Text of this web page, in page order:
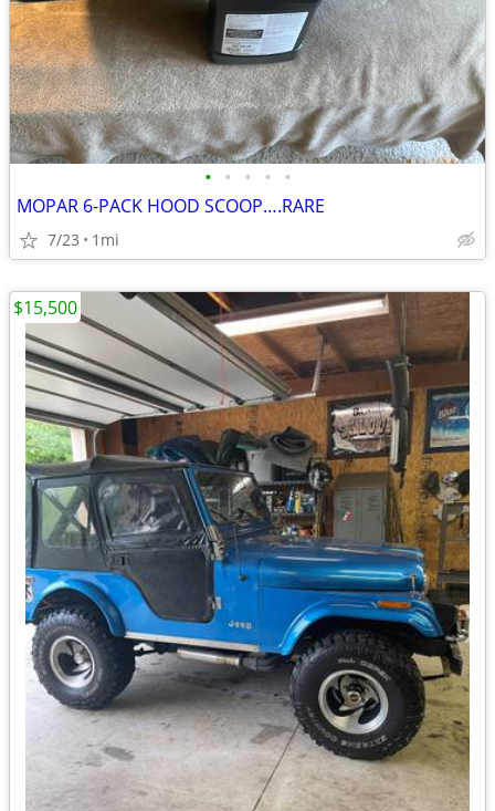
• • • • •
MOPAR 6-PACK HOOD SCOOP….RARE
7/23 1mi
$15,500